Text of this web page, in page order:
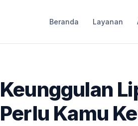
Beranda Layanan
Keunggulan
Perlu Kamu